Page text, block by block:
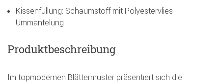
Kissenfüllung: Schaumstoff mit Polyestervlies-
Ummantelung
Produktbeschreibung
Im topmodernen Blättermuster präsentiert sich die